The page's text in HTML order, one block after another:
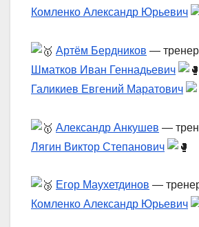
Комленко Александр Юрьевич
Артём Бердников —
Шматков Иван Геннадьевич
Галикиев Евгений Маратович
Александр Анкушев —
Лягин Виктор Степанович
Егор Маухетдинов —
Комленко Александр Юрьевич